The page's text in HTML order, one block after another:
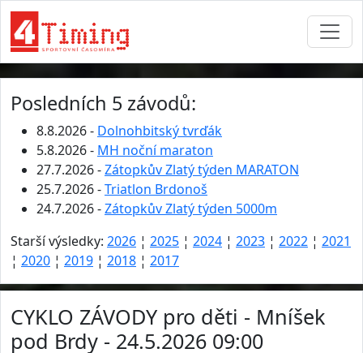
Posledních 5 závodů:
8.8.2026 - Dolnohbitský tvrďák
5.8.2026 - MH noční maraton
27.7.2026 -Zátopkův Zlatý týden MARATON
25.7.2026 -Triatlon Brdonoš
24.7.2026 -Zátopkův Zlatý týden 5000m
Starší výsledky: 2026 ¦ 2025 ¦ 2024 ¦ 2023 ¦ 2022 ¦ 2021
¦ 2020 ¦ 2019 ¦ 2018 ¦ 2017
CYKLO ZÁVODY pro děti - Mníšek
pod Brdy - 24.5.2026 09:00